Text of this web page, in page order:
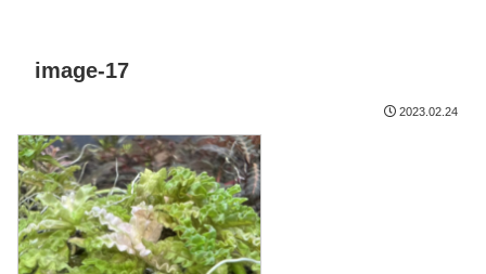
image-17
2023.02.24